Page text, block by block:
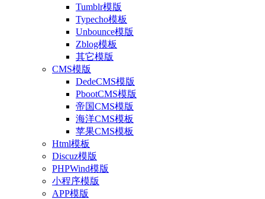
Tumblr模版
Typecho模板
Unbounce模版
Zblog模板
其它模版
CMS模版
DedeCMS模版
PbootCMS模版
帝国CMS模版
海洋CMS模板
苹果CMS模板
Html模板
Discuz模版
PHPWind模版
小程序模版
APP模版